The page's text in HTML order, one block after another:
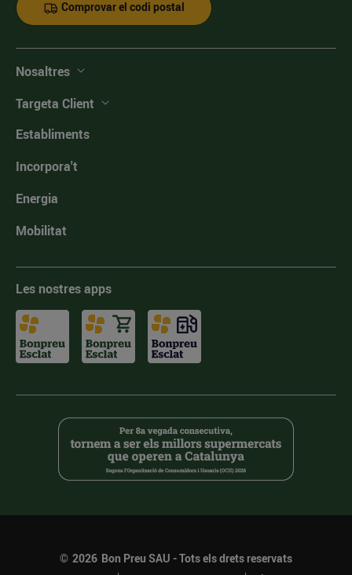
Comprovar el codi postal
Nosaltres
Targeta Client
Establiments
Incorpora't
Energia
Mobilitat
Les nostres apps
© 2026 Bon Preu SAU - Tots els drets reservats